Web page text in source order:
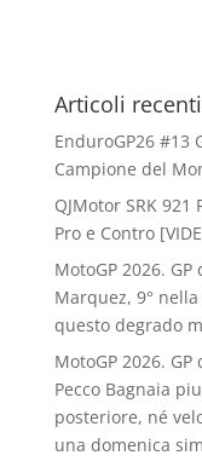
Articoli recenti
EnduroGP26 #13
Campione del
QJMotor SRK
Pro e Contro
MotoGP 2026.
Marquez, 9°
questo degrado
MotoGP 2026.
Pecco Bagnaia
posteriore, né
una domenica